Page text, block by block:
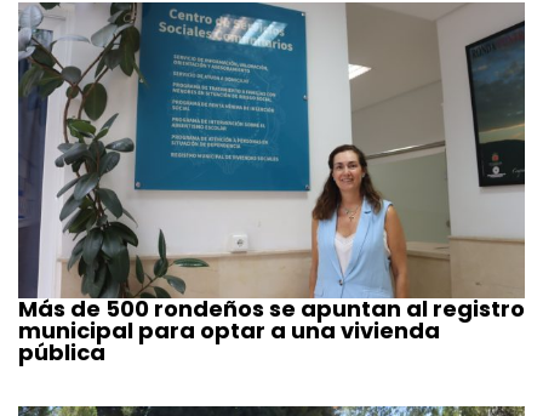
Más de 500 rondeños se apuntan al registro
municipal para optar a una vivienda
pública